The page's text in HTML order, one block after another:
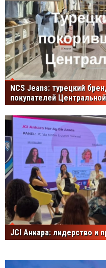
NCS Jeans: турецкий
покупателей
JCI Анкара: лидерство и